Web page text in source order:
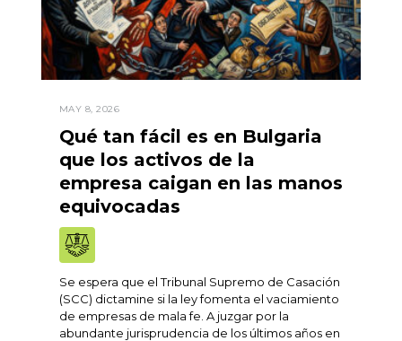
MAY 8, 2026
Qué tan fácil es en Bulgaria
que los activos de la
empresa caigan en las manos
equivocadas
Se espera que el Tribunal Supremo de Casación
(SCC) dictamine si la ley fomenta el vaciamiento
de empresas de mala fe. A juzgar por la
abundante jurisprudencia de los últimos años en